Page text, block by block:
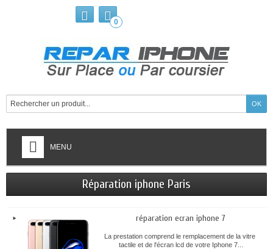
0
MENU
Réparation iphone Paris
réparation ecran iphone 7
La prestation comprend le remplacement de la vitre
tactile et de l'écran lcd de votre Iphone 7...